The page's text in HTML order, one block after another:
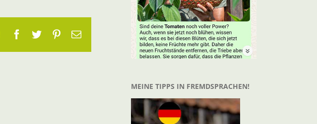
Facebook
TwitterPinterest
E-
MEINE TIPPS IN FREMDSPRACHEN!